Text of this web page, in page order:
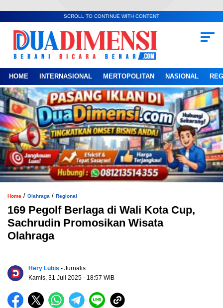
SCROLL TO CONTINUE WITH CONTENT
HOME INTERNASIONAL MERTOPOLITAN NASIONAL
Home / Olahraga / Regional
169 Pegolf Berlaga di Wali Kota Cup,
Sachrudin Promosikan Wisata
Olahraga
Hery Lubis - Jurnalis
Kamis, 31 Juli 2025 - 18:57 WIB